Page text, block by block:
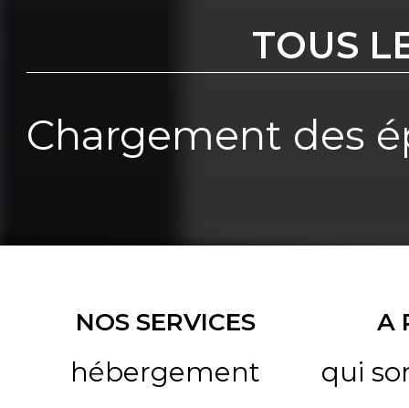
TOUS
Chargement des
NOS SERVICES
hébergement
A
qui